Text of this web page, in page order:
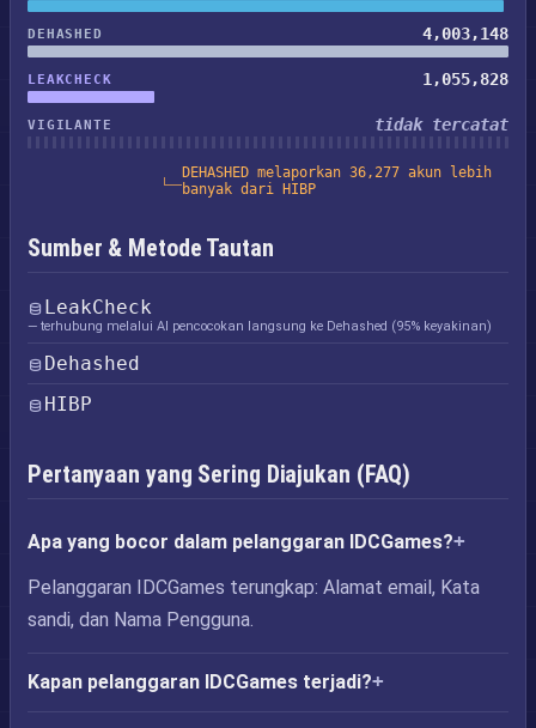
DEHASHED 4,003,148
LEAKCHECK 1,055,828
VIGILANTE tidak tercatat
DEHASHED melaporkan 36,277 akun lebih
banyak dari HIBP
Sumber & Metode Tautan
LeakCheck
— terhubung melalui AI pencocokan langsung ke Dehashed (95% keyakinan)
Dehashed
HIBP
Pertanyaan yang Sering Diajukan (FAQ)
Apa yang bocor dalam pelanggaran IDCGames?
Pelanggaran IDCGames terungkap: Alamat email, Kata
sandi, dan Nama Pengguna.
Kapan pelanggaran IDCGames terjadi?